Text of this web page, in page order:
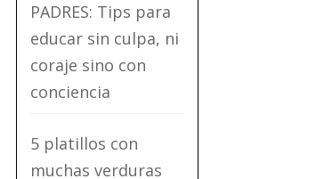
PADRES: Tips para
educar sin culpa, ni
coraje sino con
conciencia
5 platillos con
muchas verduras